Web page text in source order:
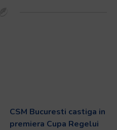
CSM Bucuresti castiga in
premiera Cupa Regelui